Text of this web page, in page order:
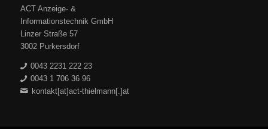
ACT Anzeige- &
Informationstechnik GmbH
Linzer Straße 57
3002 Purkersdorf
0043 2231 222 23
0043 1 706 36 96
kontakt[at]act-thielmann[.]at